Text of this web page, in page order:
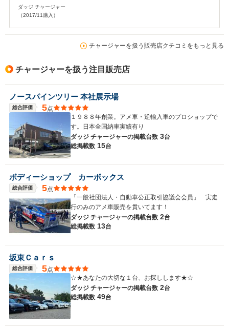
ダッジ チャージャー
（2017/11購入）
チャージャーを扱う販売店クチコミをもっと見る
チャージャーを扱う注目販売店
ノースパインツリー 本社展示場
総合評価 5点
１９８８年創業。アメ車・逆輸入車のプロショップで
す。日本全国納車実績有り
ダッジ チャージャーの掲載台数 3台
総掲載数 15台
ボディーショップ カーボックス
総合評価 5点
「一般社団法人・自動車公正取引協議会会員」 実走
行のみのアメ車販売を貫いてます！
ダッジ チャージャーの掲載台数 2台
総掲載数 13台
坂東Ｃａｒｓ
総合評価 5点
☆★あなたの大切な１台、お探しします★☆
ダッジ チャージャーの掲載台数 2台
総掲載数 49台